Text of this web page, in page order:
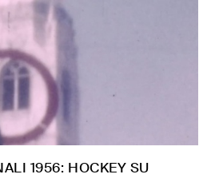
1956: HOCKEY SU